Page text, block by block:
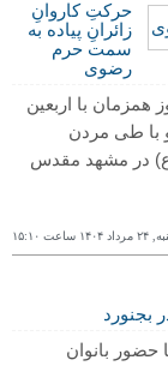
حرکتِ کاروانِ
زائرانِ پیاده به
سمت حرم
رضوی
همزمان با اربعين
با طی مردن
در مشهد مقدس
١۵:١۰
بجنورد
حضور بانوان